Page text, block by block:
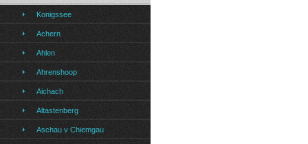
Konigssee
Achern
Ahlen
Ahrenshoop
Aichach
Altastenberg
Aschau v Chiemgau